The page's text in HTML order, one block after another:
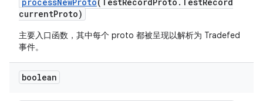
currentProto)
主要入口函数，其中每个 proto 都被呈现以解析为 Tradefed
事件。
boolean